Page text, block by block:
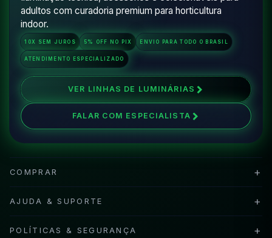
adultos com curadoria premium para horticultura
indoor.
10X SEM JUROS 5% OFF NO PIX ENVIO PARA TODO O BRASIL
ATENDIMENTO ESPECIALIZADO
VER LINHAS DE LUMINÁRIAS
FALAR COM ESPECIALISTA
COMPRAR +
AJUDA & SUPORTE +
POLÍTICAS & SEGURANÇA +